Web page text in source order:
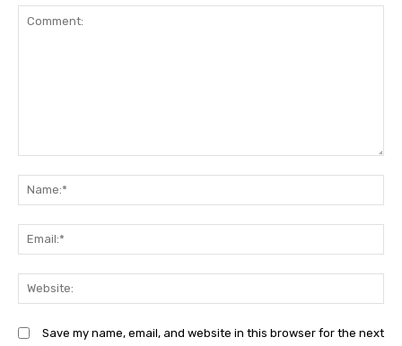
Save my name, email, and website in this browser for the next